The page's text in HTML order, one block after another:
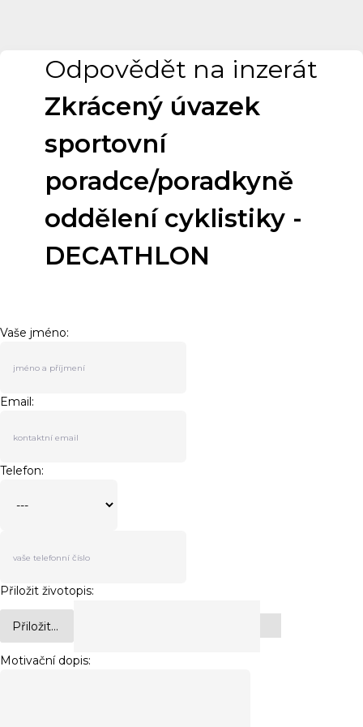
Odpovědět na inzerát
Zkrácený úvazek
sportovní
poradce/poradkyně
oddělení cyklistiky -
DECATHLON
Vaše jméno:
Email:
Telefon:
Přiložit životopis:
Přiložit...
Motivační dopis: